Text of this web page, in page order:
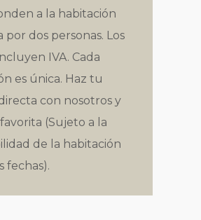
a la habitación
por dos personas. Los
IVA. Cada
es única. Haz tu
con nosotros y
(Sujeto a la
de la habitación
fechas).